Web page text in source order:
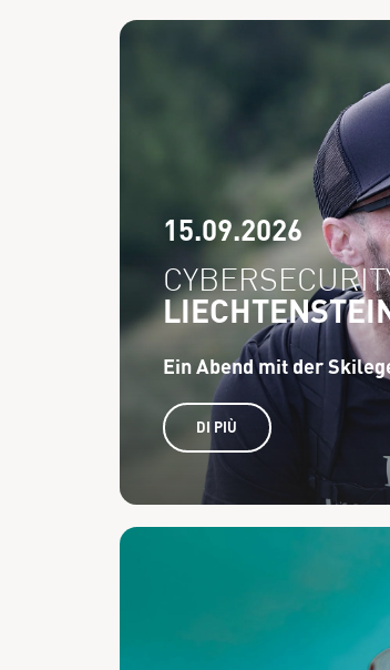
15.09.2026
Ein Abend mit der
DI PIÙ